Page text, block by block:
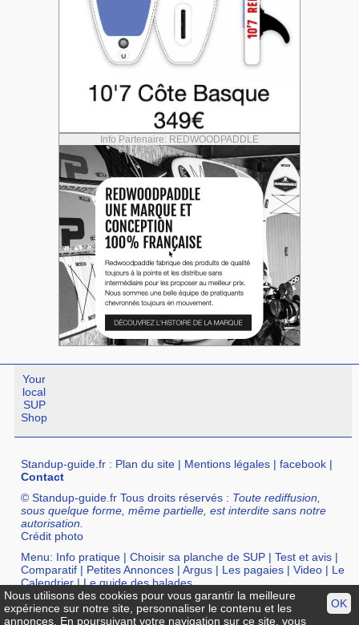
Info Partenaire: REDWOODPADDLE
Your
local
SUP
Shop
Standup-guide.fr : Plan du site | Mentions légales |facebook |
Contact
© Standup-guide.fr Tous droits réservés : Toute rediffusion,
sous quelque forme, même partielle, est interdite sans notre
autorisation.
Crédit photo
Menu: Info pratique |Choisir sa planche de SUP |Test et avis |
Comparatif | Petites Annonces |Argus | Les pagaies |Video | Le
Calendrier|Le guide des balades
Annuaire : SurfShop et Magasins pour acheter un SUP
Points
Location de SUP|Ecole de SUP
OK
Nous utilisons des cookies pour vous garantir la meilleure
expérience sur notre site, personnaliser le contenu et les
annonces. En poursuivant votre navigation sur ce site, vous